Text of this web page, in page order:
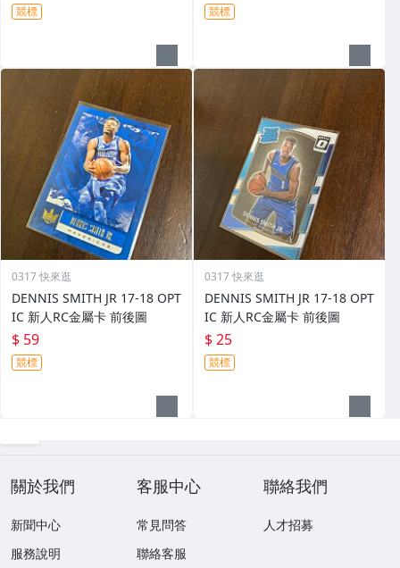
競標 競標
0317 快來逛
DENNIS SMITH JR 17-18 OPT
IC 新人RC金屬卡 前後圖
$ 59
競標
0317 快來逛
DENNIS SMITH JR 17-18 OPT
IC 新人RC金屬卡 前後圖
$ 25
競標
關於我們
新聞中心
服務說明
客服中心
常見問答
聯絡客服
聯絡我們
人才招募